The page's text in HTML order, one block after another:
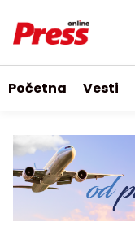
Početna Vesti